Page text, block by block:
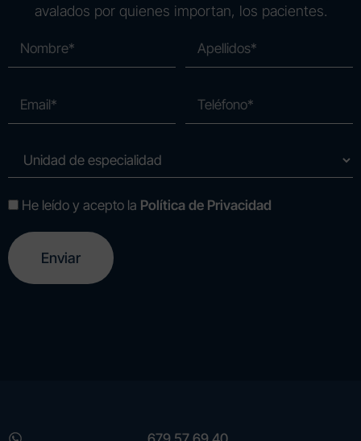
avalados por quienes importan, los pacientes.
He leído y acepto la Política de Privacidad